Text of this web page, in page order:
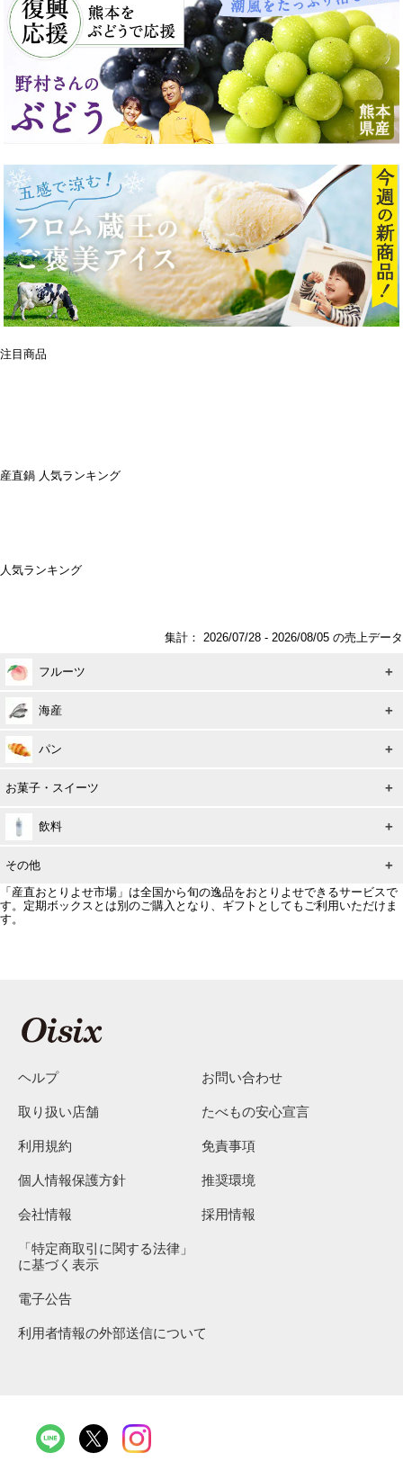
注目商品
産直鍋 人気ランキング
人気ランキング
集計： 2026/07/28 - 2026/08/05 の売上データ
フルーツ
海産
パン
お菓子・スイーツ
飲料
その他
「産直おとりよせ市場」は全国から旬の逸品をおとりよせできるサービスで
す。定期ボックスとは別のご購入となり、ギフトとしてもご利用いただけま
す。
ヘルプ お問い合わせ
取り扱い店舗 たべもの安心宣言
利用規約 免責事項
個人情報保護方針 推奨環境
会社情報 採用情報
「特定商取引に関する法律」
に基づく表示
電子公告
利用者情報の外部送信について